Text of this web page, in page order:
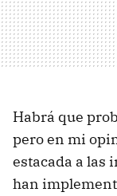
Habrá que
pero en mi
estacada a las
han